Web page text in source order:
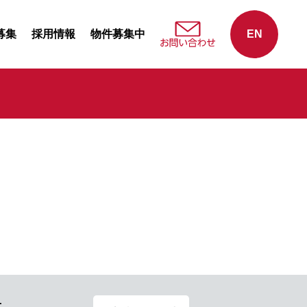
集 採用情報 物件募集中 EN